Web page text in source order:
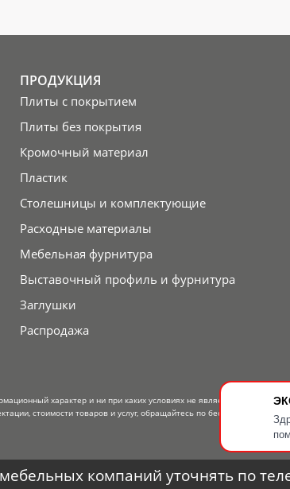
ПРОДУКЦИЯ
Плиты с покрытием
Плиты без покрытия
Кромочный материал
Пластик
Столешницы и комплектующие
Расходные материалы
Мебельная фурнитура
Выставочный профиль и фурнитура
Заглушки
Распродажа
характер и ни при каких условиях не является публичной
стоимости товаров и услуг, обращайтесь по бесплатному
компаний уточнять по